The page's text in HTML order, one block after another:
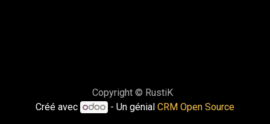
Copyright © RustiK
Créé avec
- Un génialCRM Open Source